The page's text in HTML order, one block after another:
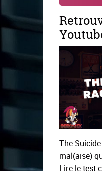
The
mal(aise)
Lire le test